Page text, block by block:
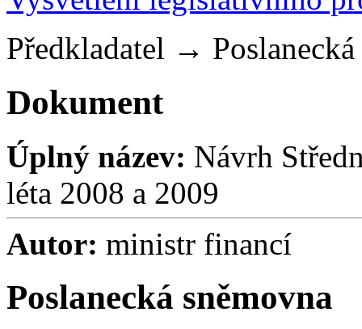
Předkladatel →
Dokument
Úplný název: Návrh
léta 2008 a 2009
Autor: ministr financí
Poslanecká sněmovna